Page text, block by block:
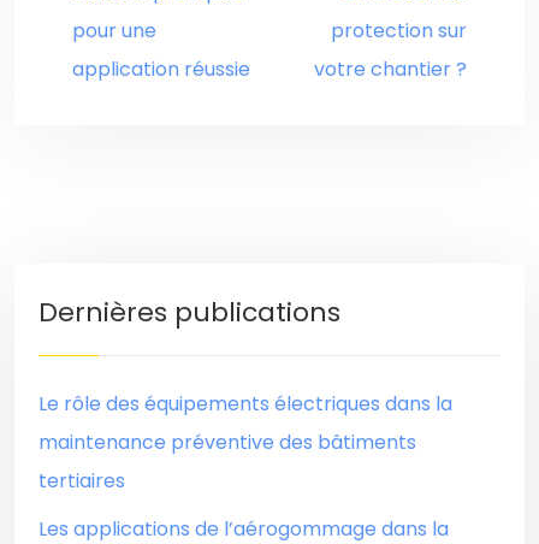
pour une
application réussie
protection sur
votre chantier ?
Dernières publications
Le rôle des équipements électriques dans la
maintenance préventive des bâtiments
tertiaires
Les applications de l’aérogommage dans la